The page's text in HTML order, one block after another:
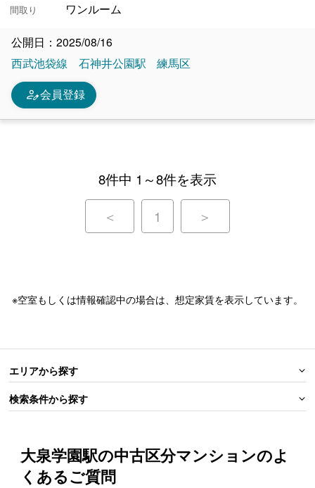
間取り ワンルーム
公開日：2025/08/16
西武池袋線
石神井公園駅 練馬区
person_edit会員登録
8件中 1～8件を表示
＜ 1 ＞
※空室もしくは情報確認中の場合は、想定家賃を表示しています。
エリアから探す
検索条件から探す
大泉学園駅の中古区分マンションのよ
くあるご質問